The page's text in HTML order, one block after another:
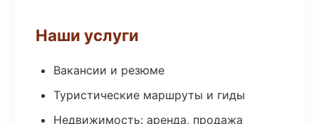
Наши услуги
Вакансии и резюме
Туристические маршруты и гиды
Недвижимость: аренда, продажа